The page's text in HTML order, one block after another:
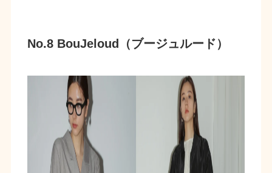
No.8 BouJeloud（ブージュルード）